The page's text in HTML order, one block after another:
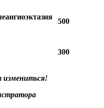
500
300